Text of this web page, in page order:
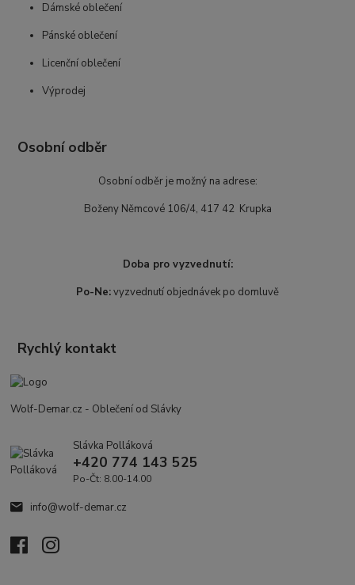
Dámské oblečení
Pánské oblečení
Licenční oblečení
Výprodej
Osobní odběr
Osobní odběr je možný na adrese:
Boženy Němcové 106/4, 417 42 Krupka
Doba pro vyzvednutí:
Po-Ne:vyzvednutí objednávek po domluvě
Rychlý kontakt
Wolf-Demar.cz - Oblečení od Slávky
Slávka Polláková
+420 774 143 525
Po-Čt: 8.00-14.00
info@wolf-demar.cz